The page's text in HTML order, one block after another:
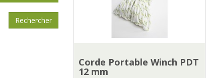
Corde Portable Winch PDT
12 mm